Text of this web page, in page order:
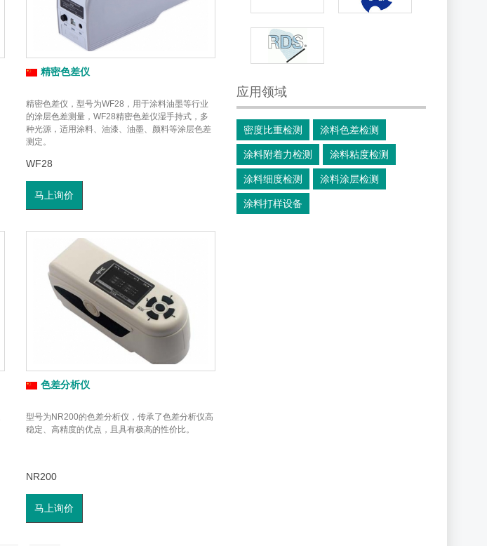
精密色差仪
精密色差仪，型号为WF28，用于涂料油墨等行业
的涂层色差测量，WF28精密色差仪湿手持式，多
种光源，适用涂料、油漆、油墨、颜料等涂层色差
测定。
WF28
马上询价
色差分析仪
型号为NR200的色差分析仪，传承了色差分析仪高
稳定、高精度的优点，且具有极高的性价比。
NR200
马上询价
应用领域
密度比重检测 涂料色差检测
涂料附着力检测 涂料粘度检测
涂料细度检测 涂料涂层检测
涂料打样设备